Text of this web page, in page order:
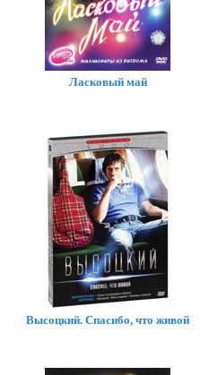
Ласковый май
Высоцкий. Спасибо, что живой